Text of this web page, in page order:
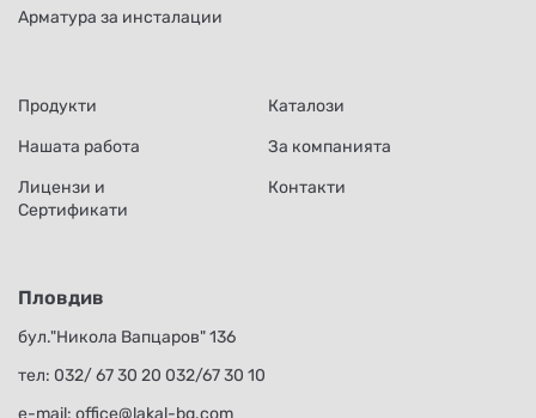
Арматура за инсталации
Продукти
Каталози
Нашата работа
За компанията
Лицензи и
Сертификати
Контакти
Пловдив
бул."Никола Вапцаров" 136
тел: 032/ 67 30 20 032/67 30 10